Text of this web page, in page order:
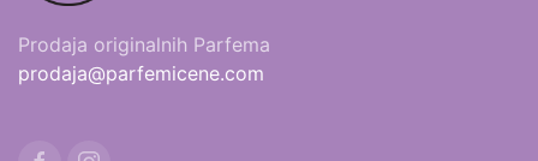
Prodaja originalnih Parfema
prodaja@parfemicene.com